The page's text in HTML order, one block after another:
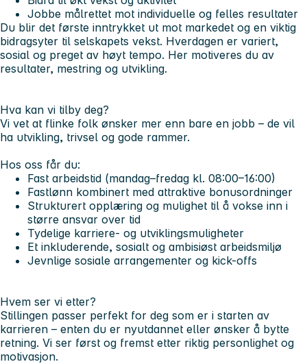
Jobbe målrettet mot individuelle og felles resultater
Du blir det første inntrykket ut mot markedet og en viktig
bidragsyter til selskapets vekst. Hverdagen er variert,
sosial og preget av høyt tempo. Her motiveres du av
resultater, mestring og utvikling.
Hva kan vi tilby deg?
Vi vet at flinke folk ønsker mer enn bare en jobb – de vil
ha utvikling, trivsel og gode rammer.
Hos oss får du:
Fast arbeidstid (mandag–fredag kl. 08:00–16:00)
Fastlønn kombinert med attraktive bonusordninger
Strukturert opplæring og mulighet til å vokse inn i
større ansvar over tid
Tydelige karriere- og utviklingsmuligheter
Et inkluderende, sosialt og ambisiøst arbeidsmiljø
Jevnlige sosiale arrangementer og kick-offs
Hvem ser vi etter?
Stillingen passer perfekt for deg som er i starten av
karrieren – enten du er nyutdannet eller ønsker å bytte
retning. Vi ser først og fremst etter riktig personlighet og
motivasjon.